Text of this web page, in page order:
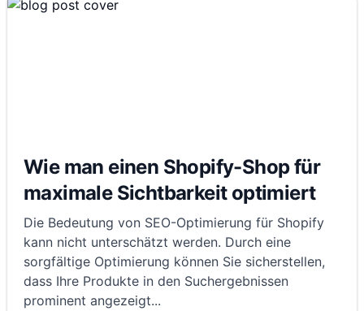
Wie man einen Shopify-Shop für
maximale Sichtbarkeit optimiert
Die Bedeutung von SEO-Optimierung für Shopify
kann nicht unterschätzt werden. Durch eine
sorgfältige Optimierung können Sie sicherstellen,
dass Ihre Produkte in den Suchergebnissen
prominent angezeigt...